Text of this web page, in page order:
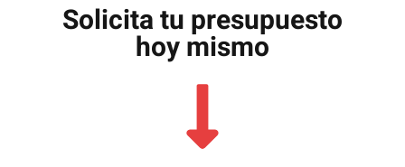
Solicita tu presupuesto
hoy mismo